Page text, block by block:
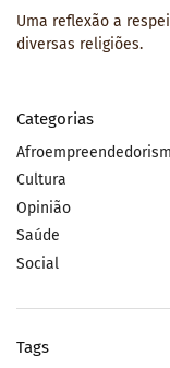
Uma reflexão a
diversas religiões.
Categorias
Cultura
Opinião
Saúde
Social
Tags